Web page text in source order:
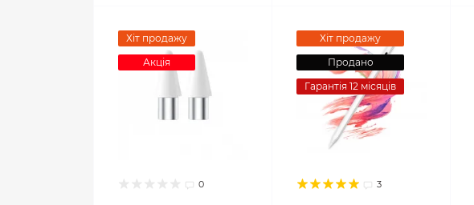
Хіт продажу
Акція
0
Хіт продажу
Продано
Гарантія 12 місяців
3